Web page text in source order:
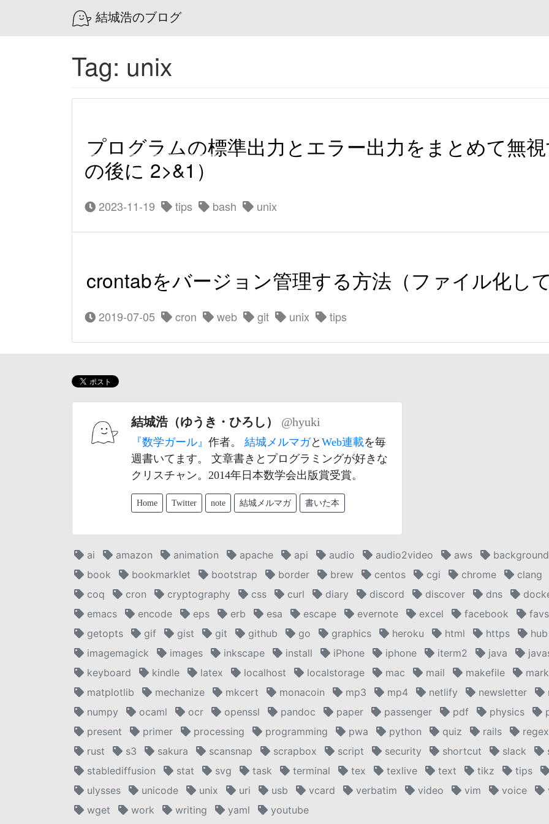
結城浩のブログ
Tag: unix
プログラムの標準出力とエラー出力をまとめて無
の後に 2>&1）
2023-11-19 tips bash unix
crontabをバージョン管理する方法（ファイル化し
2019-07-05 cron web git unix tips
結城浩（ゆうき・ひろし） @hyuki
『数学ガール』 作者。 結城メルマガと Web連載を毎
週書いてます。 文章書きとプログラミングが好きな
クリスチャン。2014年日本数学会出版賞受賞。
Home Twitter note 結城メルマガ 書いた本
ai amazon animation apache api audio audio2video aws
background
book
bookmarklet bootstrap border brew centos cgi chrome
clang
coq
cron cryptography css curl diary discord discover dns
emacs
encode eps erb esa escape evernote excel facebook
getopts
gif gist git github go graphics heroku html https
hub
imagemagick
images inkscape install iPhone iphone iterm2 java
keyboard
kindle latex localhost localstorage mac mail makefile
matplotlib
mechanize mkcert monacoin mp3 mp4 netlify newsletter
numpy
ocaml ocr openssl pandoc paper passenger pdf physics
present
primer processing programming pwa python quiz rails
rust
s3 sakura scansnap scrapbox script security shortcut slack
stablediffusion
stat svg task terminal tex texlive text tikz
tips
ulysses
unicode unix uri usb vcard verbatim video vim voice
wget
work writing yaml youtube